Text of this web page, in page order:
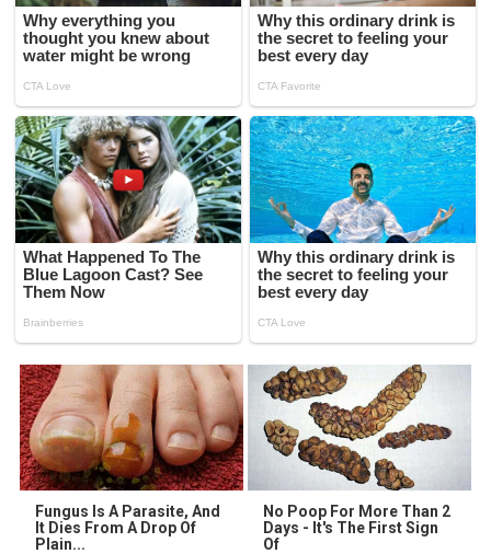
Fungus Is A Parasite, And
It Dies From A Drop Of
Plain...
No Poop For More Than 2
Days - It's The First Sign
Of